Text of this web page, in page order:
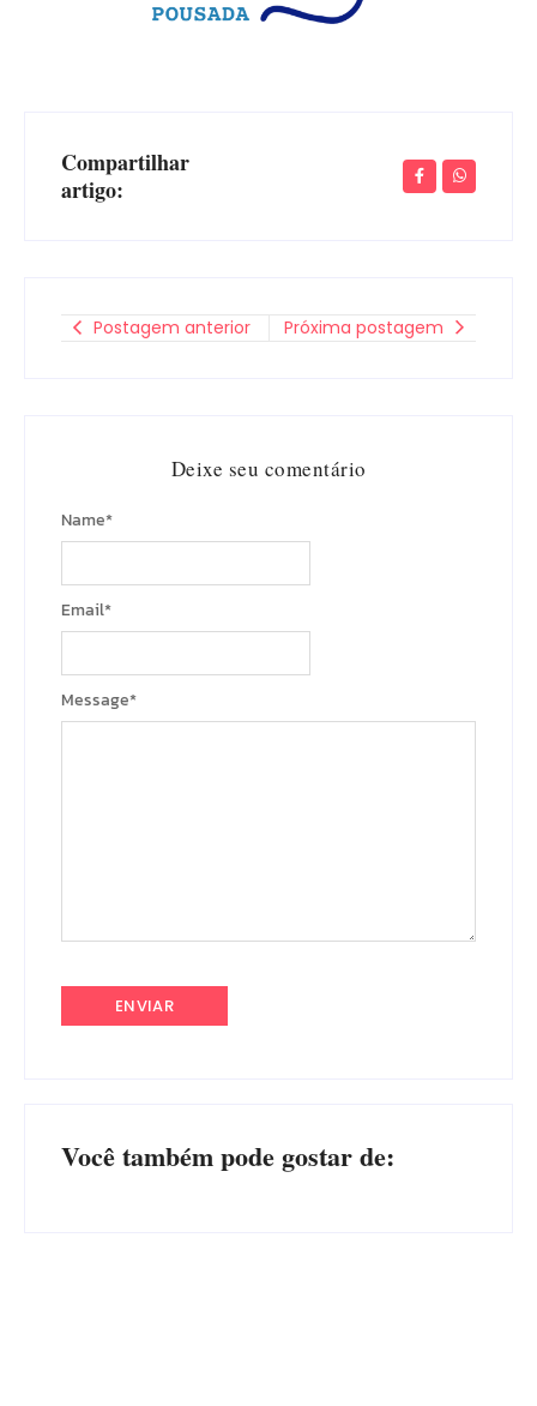
Compartilhar
artigo:
Postagem anterior Próxima postagem
Deixe seu comentário
Message*
Name*
Email*
Você também pode gostar de: